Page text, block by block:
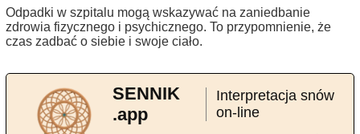
Odpadki w szpitalu mogą wskazywać na zaniedbanie
zdrowia fizycznego i psychicznego. To przypomnienie, że
czas zadbać o siebie i swoje ciało.
SENNIK
.app
Interpretacja snów
on-line